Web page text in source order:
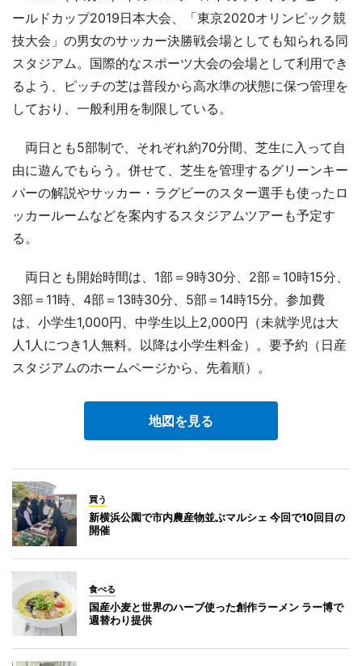
ールドカップ2019日本大会、「東京2020オリンピック競
技大会」の男女のサッカー決勝戦会場としても知られる同
スタジアム。国際的なスポーツ大会の会場として利用でき
るよう、ピッチの芝は普段から高水準の状態に保つ管理を
しており、一般利用を制限している。
両日とも5部制で、それぞれ約70分間、芝生に入って自
由に遊んでもらう。併せて、芝生を管理するグリーンキー
パーの解説やサッカー・ラグビーのスター選手も使ったロ
ッカールームなどを案内するスタジアムツアーも予定す
る。
両日とも開始時間は、1部＝9時30分、2部＝10時15分、
3部＝11時、4部＝13時30分、5部＝14時15分。参加費
は、小学生1,000円、中学生以上2,000円（未就学児は大
人1人につき1人無料。以降は小学生料金）。要予約（日産
スタジアムのホームページから、先着順）。
地図を見る
買う
新横浜公園で市内農産物並ぶマルシェ 今回で10回目の
開催
食べる
国産小麦と世界のハーブ使った創作ラーメン ラー博で
週替わり提供